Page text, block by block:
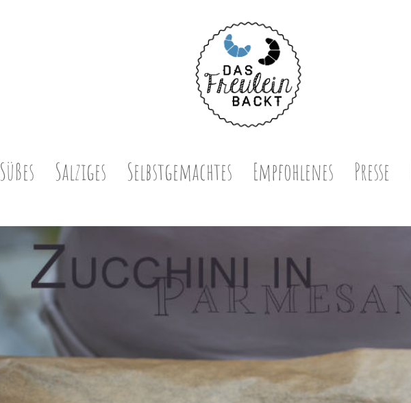
Süßes Salziges Selbstgemachtes Empfohlenes Presse